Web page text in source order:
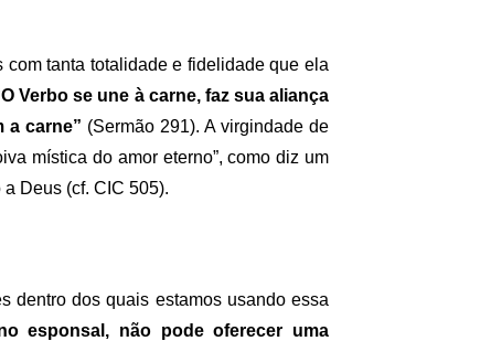
com tanta totalidade e fidelidade que ela
Verbo se une à carne, faz sua aliança
a carne” (Sermão 291). A virgindade de
mística do amor eterno”, como diz um
Deus (cf. CIC 505).
dentro dos quais estamos usando essa
esponsal, não pode oferecer uma